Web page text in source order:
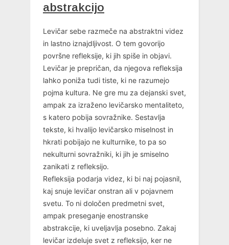
abstrakcijo
Levičar sebe razmeče na abstraktni videz
in lastno iznajdljivost. O tem govorijo
površne refleksije, ki jih spiše in objavi.
Levičar je prepričan, da njegova refleksija
lahko poniža tudi tiste, ki ne razumejo
pojma kultura. Ne gre mu za dejanski svet,
ampak za izraženo levičarsko mentaliteto,
s katero pobija sovražnike. Sestavlja
tekste, ki hvalijo levičarsko miselnost in
hkrati pobijajo ne kulturnike, to pa so
nekulturni sovražniki, ki jih je smiselno
zanikati z refleksijo.
Refleksija podarja videz, ki bi naj pojasnil,
kaj snuje levičar onstran ali v pojavnem
svetu. To ni določen predmetni svet,
ampak preseganje enostranske
abstrakcije, ki uveljavlja posebno. Zakaj
levičar izdeluje svet z refleksijo, ker ne